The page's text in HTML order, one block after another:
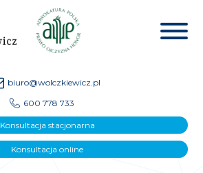
biuro@wolczkiewicz.pl
600 778 733
Konsultacja stacjonarna
Konsultacja online